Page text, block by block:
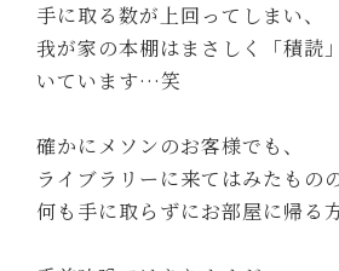
手に取る数が上回ってしまい、
我が家の本棚はまさしく「積読
いています…笑
確かにメソンのお客様でも、
ライブラリーに来てはみたものの
何も手に取らずにお部屋に帰る